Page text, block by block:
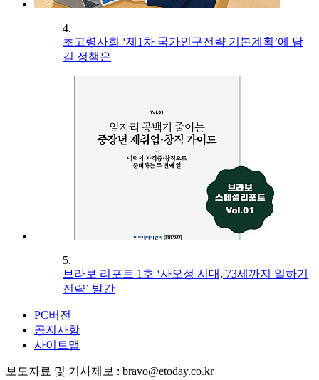
4.
초고령사회 ‘제1차 국가인구전략 기본계획’에 담
길 정책은
5.
브라보 리포트 1호 ‘사오정 시대, 73세까지 일하기
전략’ 발간
PC버전
공지사항
사이트맵
보도자료 및 기사제보 : bravo@etoday.co.kr